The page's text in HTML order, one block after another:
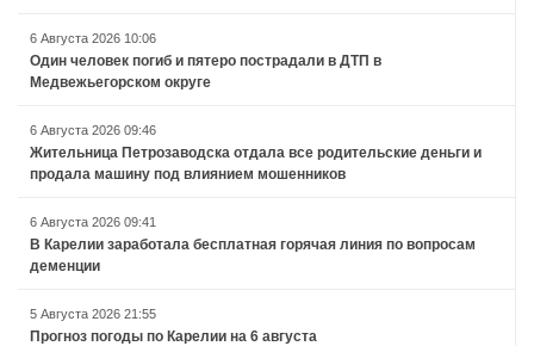
6 Августа 2026 10:06
Один человек погиб и пятеро пострадали в ДТП в
Медвежьегорском округе
6 Августа 2026 09:46
Жительница Петрозаводска отдала все родительские деньги и
продала машину под влиянием мошенников
6 Августа 2026 09:41
В Карелии заработала бесплатная горячая линия по вопросам
деменции
5 Августа 2026 21:55
Прогноз погоды по Карелии на 6 августа